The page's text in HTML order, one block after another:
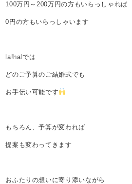
100万円～200万円の方もいらっしゃれば
0円の方もいらっしゃいます
la!halでは
どのご予算のご結婚式でも
お手伝い可能です
もちろん、予算が変われば
提案も変わってきます
おふたりの想いに寄り添いながら